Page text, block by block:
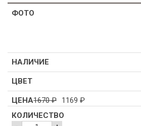
1670₽ 1169 ₽